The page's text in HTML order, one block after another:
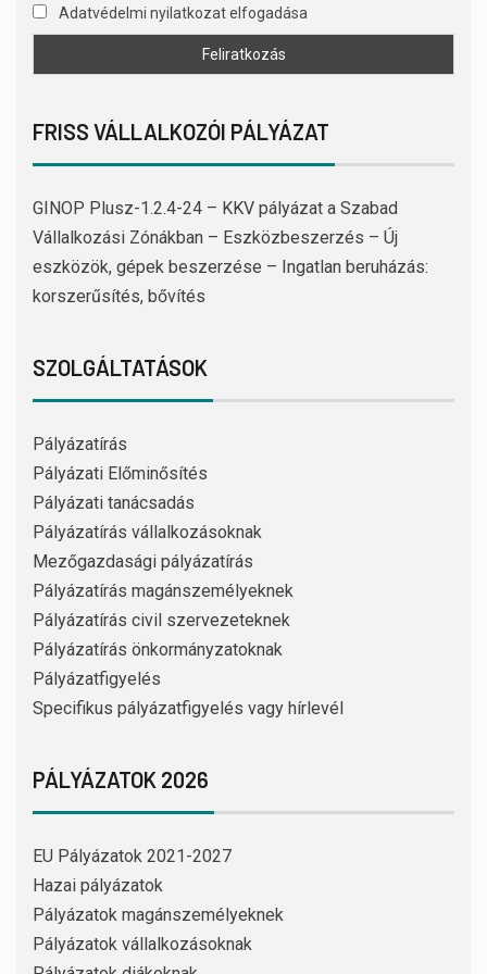
Adatvédelmi nyilatkozat elfogadása
FRISS VÁLLALKOZÓI PÁLYÁZAT
GINOP Plusz-1.2.4-24 – KKV pályázat a Szabad
Vállalkozási Zónákban – Eszközbeszerzés – Új
eszközök, gépek beszerzése – Ingatlan beruházás:
korszerűsítés, bővítés
SZOLGÁLTATÁSOK
Pályázatírás
Pályázati Előminősítés
Pályázati tanácsadás
Pályázatírás vállalkozásoknak
Mezőgazdasági pályázatírás
Pályázatírás magánszemélyeknek
Pályázatírás civil szervezeteknek
Pályázatírás önkormányzatoknak
Pályázatfigyelés
Specifikus pályázatfigyelés vagy hírlevél
PÁLYÁZATOK 2026
EU Pályázatok 2021-2027
Hazai pályázatok
Pályázatok magánszemélyeknek
Pályázatok vállalkozásoknak